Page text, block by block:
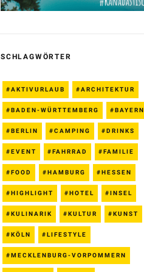
SCHLAGWÖRTER
AKTIVURLAUB ARCHITEKTUR
BADEN-WÜRTTEMBERG BAYERN
BERLIN CAMPING DRINKS
EVENT FAHRRAD FAMILIE
FOOD HAMBURG HESSEN
HIGHLIGHT HOTEL INSEL
KULINARIK KULTUR KUNST
KÖLN LIFESTYLE
MECKLENBURG-VORPOMMERN